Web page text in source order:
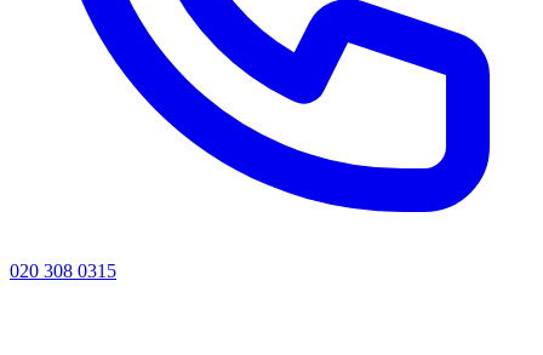
020 308 0315